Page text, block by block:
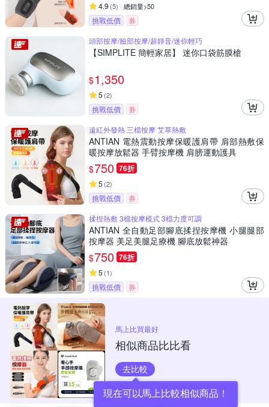
4.9 (5) 總銷量>50
挑戰低價
券
頭部按摩/臉部按摩/超靜音/迷你輕巧
【SIMPLITE 簡輕家居】 迷你口袋筋膜槍
$1,350
5 (2)
挑戰低價
券
遠紅外發熱 三檔按摩 艾草熱敷
ANTIAN 電熱震動按摩保暖護肩帶 肩部熱敷保
暖按摩放鬆器 手臂按摩機 肩膀運動護具
$750 76折
5 (2)
挑戰低價
券
揉捏熱敷 3檔按摩模式 3檔力度可調
ANTIAN 全自動足部腳底揉捏按摩機 小腿腿部
按摩器 美足美腿足療機 腳底放鬆神器
$750 76折
5 (1)
挑戰低價 券
馬上比買最好
相似商品比比看
去比較
現在可以馬上比較相似商品！